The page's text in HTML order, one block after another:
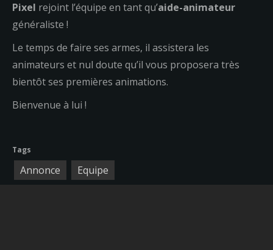
Pixel rejoint l’équipe en tant qu’aide-animateur
généraliste !
Le temps de faire ses armes, il assistera les
animateurs et nul doute qu’il vous proposera très
bientôt ses premières animations.
Bienvenue à lui !
Tags
Annonce Equipe